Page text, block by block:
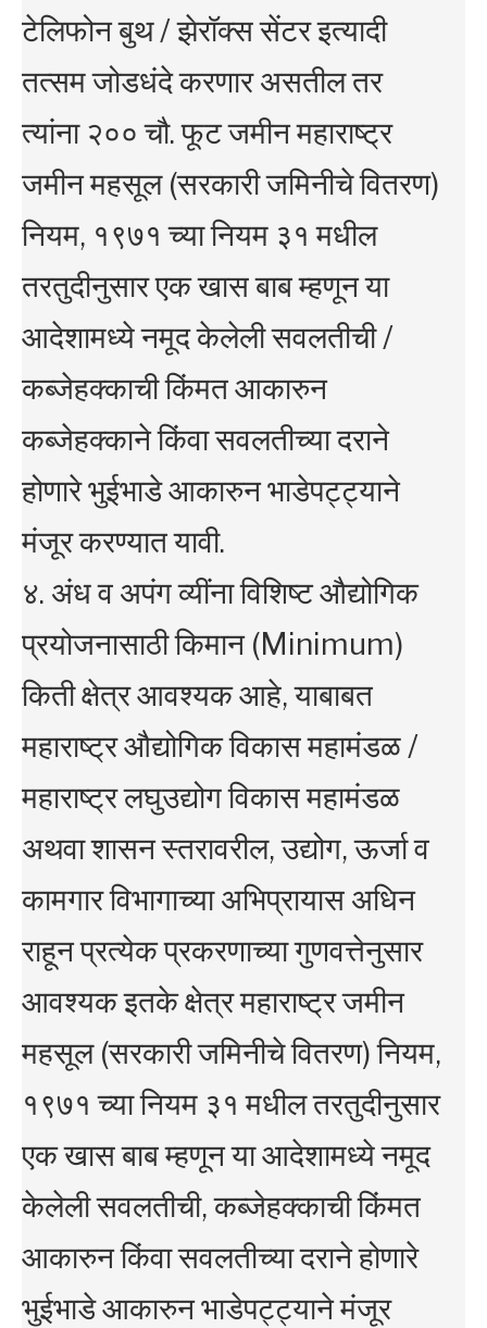
टेलिफोन बुथ / झेरॉक्स सेंटर इत्यादी
तत्सम जोडधंदे करणार असतील तर
त्यांना २०० चौ. फूट जमीन महाराष्ट्र
जमीन महसूल (सरकारी जमिनीचे वितरण)
नियम, १९७१ च्या नियम ३१ मधील
तरतुदीनुसार एक खास बाब म्हणून या
आदेशामध्ये नमूद केलेली सवलतीची /
कब्जेहक्काची किंमत आकारुन
कब्जेहक्काने किंवा सवलतीच्या दराने
होणारे भुईभाडे आकारुन भाडेपट्ट्याने
मंजूर करण्यात यावी.
४. अंध व अपंग व्यींना विशिष्ट औद्योगिक
प्रयोजनासाठी किमान (Minimum)
किती क्षेत्र आवश्यक आहे, याबाबत
महाराष्ट्र औद्योगिक विकास महामंडळ /
महाराष्ट्र लघुउद्योग विकास महामंडळ
अथवा शासन स्तरावरील, उद्योग, ऊर्जा व
कामगार विभागाच्या अभिप्रायास अधिन
राहून प्रत्येक प्रकरणाच्या गुणवत्तेनुसार
आवश्यक इतके क्षेत्र महाराष्ट्र जमीन
महसूल (सरकारी जमिनीचे वितरण) नियम,
१९७१ च्या नियम ३१ मधील तरतुदीनुसार
एक खास बाब म्हणून या आदेशामध्ये नमूद
केलेली सवलतीची, कब्जेहक्काची किंमत
आकारुन किंवा सवलतीच्या दराने होणारे
भुईभाडे आकारुन भाडेपट्ट्याने मंजूर